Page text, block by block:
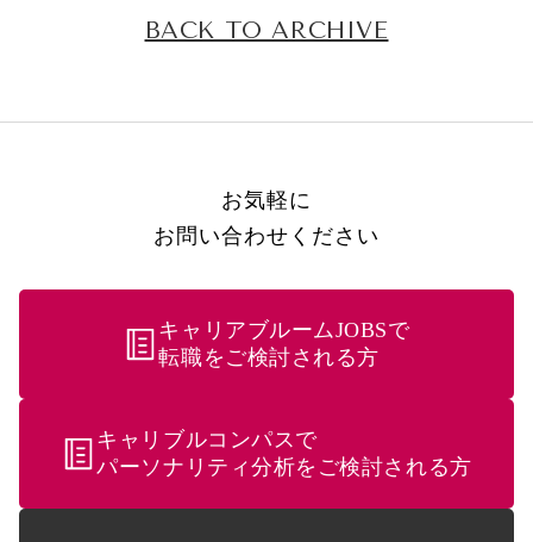
BACK TO ARCHIVE
お気軽に
お問い合わせください
キャリアブルームJOBSで
転職をご検討される方
キャリブルコンパスで
パーソナリティ分析をご検討される方